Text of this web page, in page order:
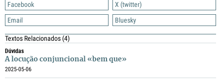
Facebook
X (twitter)
Email
Bluesky
Textos Relacionados(4)
Dúvidas
A locução conjuncional «bem que»
2025-05-06